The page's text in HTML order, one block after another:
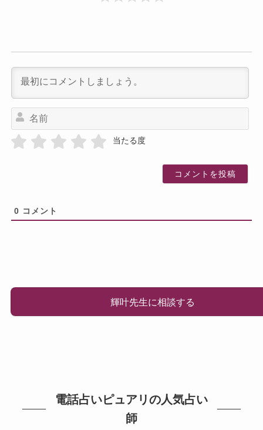
当たる度
0 コメント
輝叶先生に相談する
電話占いピュアリの人気占い
師